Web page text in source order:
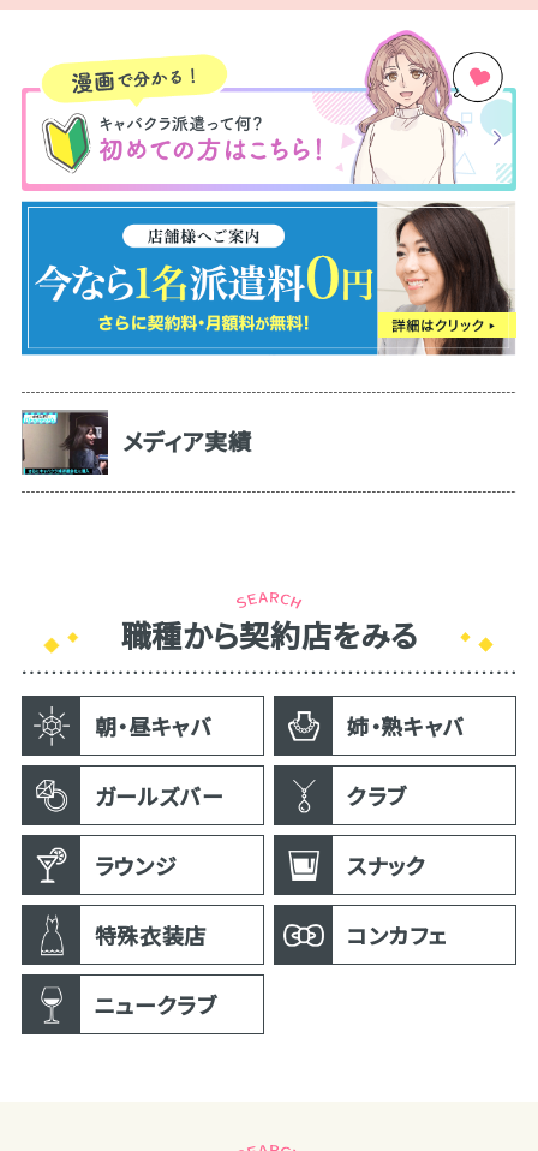
メディア実績
職種から契約店をみる
朝・昼キャバ 姉・熟キャバ
ガールズバー クラブ
ラウンジ スナック
特殊衣装店 コンカフェ
ニュークラブ